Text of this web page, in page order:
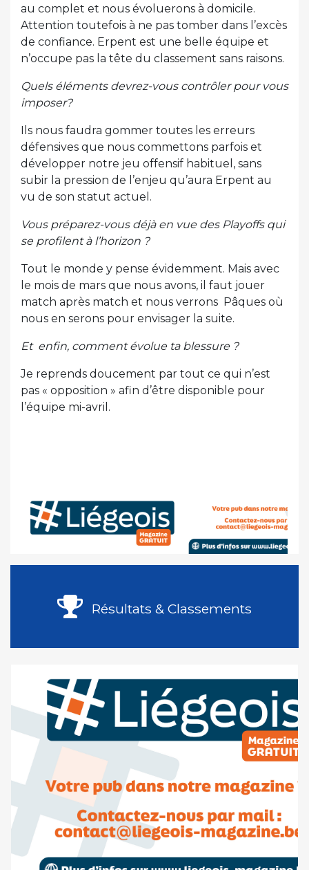
au complet et nous évoluerons à domicile.
Attention toutefois à ne pas tomber dans l’excès
de confiance. Erpent est une belle équipe et
n’occupe pas la tête du classement sans raisons.
Quels éléments devrez-vous contrôler pour vous
imposer?
Ils nous faudra gommer toutes les erreurs
défensives que nous commettons parfois et
développer notre jeu offensif habituel, sans
subir la pression de l’enjeu qu’aura Erpent au
vu de son statut actuel.
Vous préparez-vous déjà en vue des Playoffs qui
se profilent à l’horizon ?
Tout le monde y pense évidemment. Mais avec
le mois de mars que nous avons, il faut jouer
match après match et nous verrons Pâques où
nous en serons pour envisager la suite.
Et enfin, comment évolue ta blessure ?
Je reprends doucement par tout ce qui n’est
pas « opposition » afin d’être disponible pour
l’équipe mi-avril.
Résultats & Classements